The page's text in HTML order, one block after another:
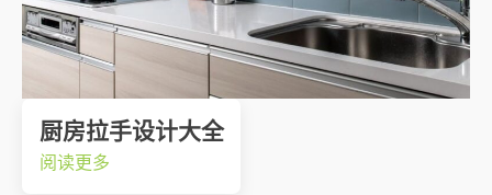
厨房拉手设计大全
阅读更多